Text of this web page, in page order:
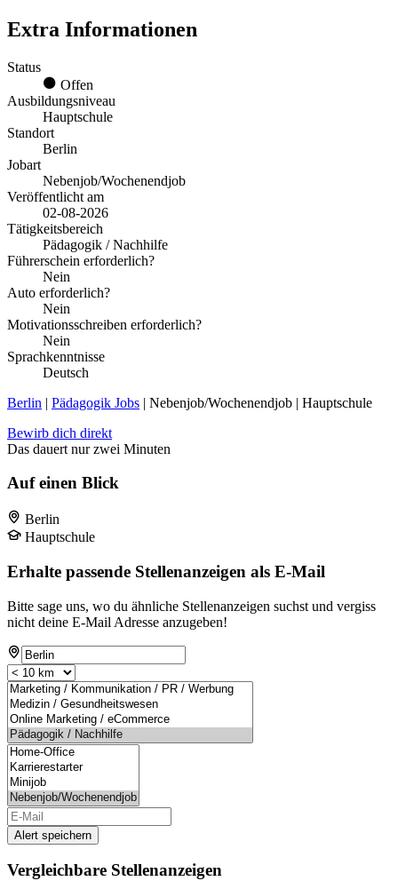
Extra Informationen
Status
Offen
Ausbildungsniveau
Hauptschule
Standort
Berlin
Jobart
Nebenjob/Wochenendjob
Veröffentlicht am
02-08-2026
Tätigkeitsbereich
Pädagogik / Nachhilfe
Führerschein erforderlich?
Nein
Auto erforderlich?
Nein
Motivationsschreiben erforderlich?
Nein
Sprachkenntnisse
Deutsch
Berlin | Pädagogik Jobs | Nebenjob/Wochenendjob | Hauptschule
Bewirb dich direkt
Das dauert nur zwei Minuten
Auf einen Blick
Berlin
Hauptschule
Erhalte passende Stellenanzeigen als E-Mail
Bitte sage uns, wo du ähnliche Stellenanzeigen suchst und vergiss
nicht deine E-Mail Adresse anzugeben!
Alert speichern
Vergleichbare Stellenanzeigen